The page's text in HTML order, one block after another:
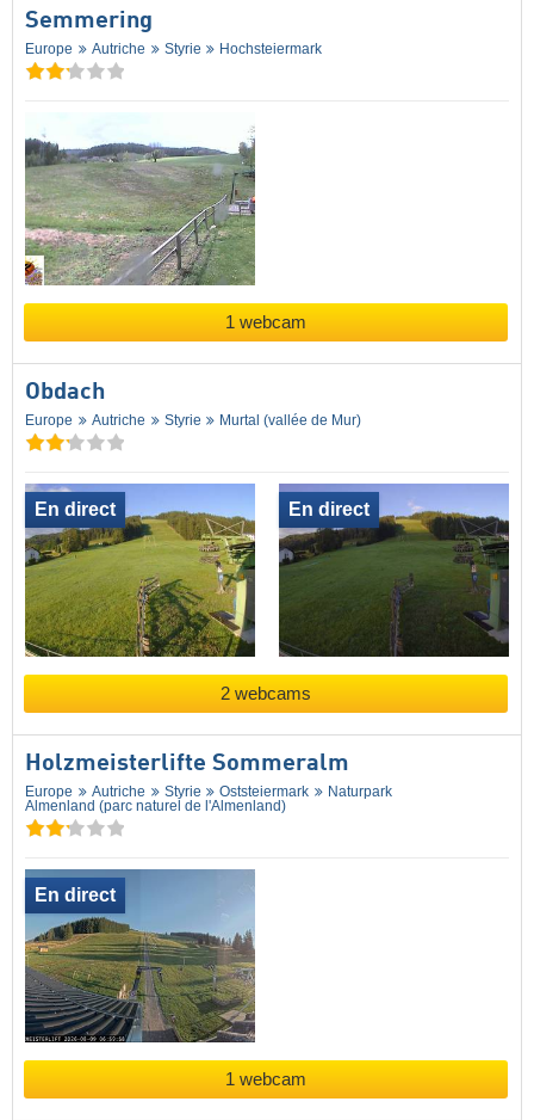
Semmering
Europe Autriche Styrie Hochsteiermark
1 webcam
Obdach
Europe Autriche Styrie Murtal (vallée de Mur)
En direct En direct
2 webcams
Holzmeisterlifte Sommeralm
Europe Autriche Styrie Oststeiermark
Naturpark
Almenland (parc naturel de l'Almenland)
En direct
1 webcam